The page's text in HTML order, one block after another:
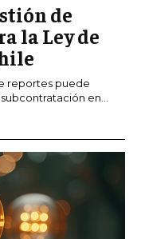
de
la Ley de
reportes puede
en...